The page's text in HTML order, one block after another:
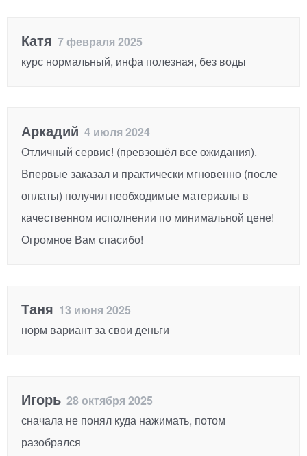
Катя 7 февраля 2025
курс нормальный, инфа полезная, без воды
Аркадий 4 июля 2024
Отличный сервис! (превзошёл все ожидания).
Впервые заказал и практически мгновенно (после
оплаты) получил необходимые материалы в
качественном исполнении по минимальной цене!
Огромное Вам спасибо!
Таня 13 июня 2025
норм вариант за свои деньги
Игорь 28 октября 2025
сначала не понял куда нажимать, потом
разобрался